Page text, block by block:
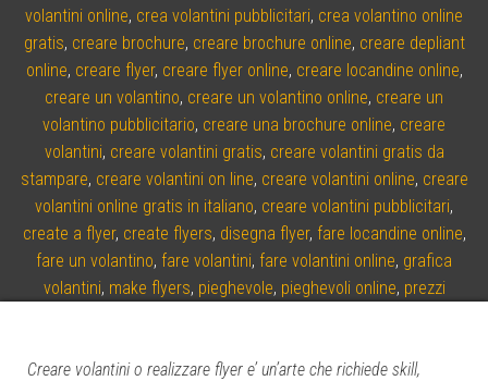
volantini online, crea volantini pubblicitari, crea volantino online
gratis, creare brochure, creare brochure online, creare depliant
online, creare flyer, creare flyer online, creare locandine online,
creare un volantino, creare un volantino online, creare un
volantino pubblicitario, creare una brochure online, creare
volantini, creare volantini gratis, creare volantini gratis da
stampare, creare volantini on line, creare volantini online, creare
volantini online gratis in italiano, creare volantini pubblicitari,
create a flyer, create flyers, disegna flyer, fare locandine online,
fare un volantino, fare volantini, fare volantini online, grafica
volantini, make flyers, pieghevole, pieghevoli online, prezzi
volantini costo, volantini creare,volantini e biglietti da visita
Creare volantini o realizzare flyer e’ un’arte che richiede skill,